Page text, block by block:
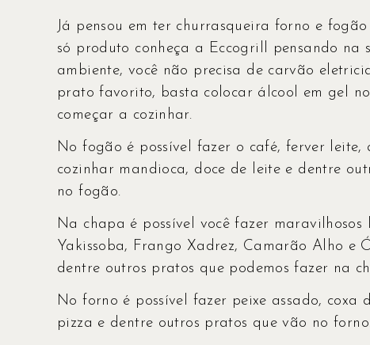
Já pensou em ter churrasqueira forno e
só produto conheça a Eccogrill pensando na
ambiente, você não precisa de carvão
prato favorito, basta colocar álcool em gel
começar a cozinhar.
No fogão é possível fazer o café, ferver leite,
cozinhar mandioca, doce de leite e dentre
no fogão.
Na chapa é possível você fazer maravilhosos
Yakissoba, Frango Xadrez, Camarão Alho e
dentre outros pratos que podemos fazer na
No forno é possível fazer peixe assado, coxa
pizza e dentre outros pratos que vão no